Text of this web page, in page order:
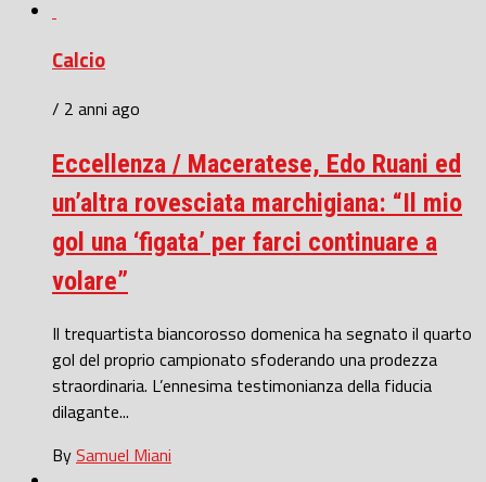
Calcio
/ 2 anni ago
Eccellenza / Maceratese, Edo Ruani ed
un’altra rovesciata marchigiana: “Il mio
gol una ‘figata’ per farci continuare a
volare”
Il trequartista biancorosso domenica ha segnato il quarto
gol del proprio campionato sfoderando una prodezza
straordinaria. L’ennesima testimonianza della fiducia
dilagante...
BySamuel Miani